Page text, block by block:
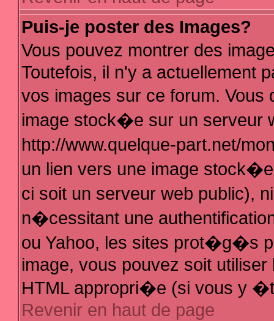
Puis-je poster des Images?
Vous pouvez montrer des
Toutefois, il n'y a actuellement
vos images sur ce forum.
image stock�e sur un serveur
http://www.quelque-part.net/
un lien vers une image
ci soit un serveur web public),
n�cessitant une
ou Yahoo, les sites prot�g�s
image, vous pouvez soit
HTML appropri�e (si vous y
Revenir en haut de page